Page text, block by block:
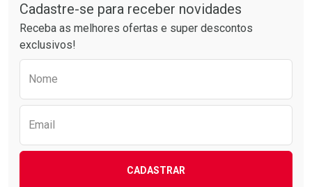
Por R$ 20,24/cada
Por R$ 17,59/cada
Cadastre-se para receber novidades
Receba as melhores ofertas e super descontos
exclusivos!
Nome
Email
CADASTRAR